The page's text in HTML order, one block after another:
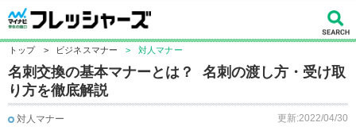
トップ > ビジネスマナー > 対人マナー
名刺交換の基本マナーとは？ 名刺の渡し方・受け取
り方を徹底解説
対人マナー 更新:2022/04/30